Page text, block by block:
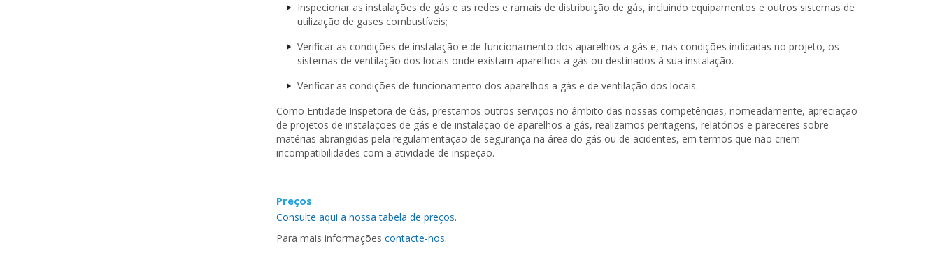
Inspecionar as instalações de gás e as redes e ramais de distribuição de gás, incluindo equipamentos e outros sistemas de
utilização de gases combustíveis;
Verificar as condições de instalação e de funcionamento dos aparelhos a gás e, nas condições indicadas no projeto, os
sistemas de ventilação dos locais onde existam aparelhos a gás ou destinados à sua instalação.
Verificar as condições de funcionamento dos aparelhos a gás e de ventilação dos locais.
Como Entidade Inspetora de Gás, prestamos outros serviços no âmbito das nossas competências, nomeadamente, apreciação
de projetos de instalações de gás e de instalação de aparelhos a gás, realizamos peritagens, relatórios e pareceres sobre
matérias abrangidas pela regulamentação de segurança na área do gás ou de acidentes, em termos que não criem
incompatibilidades com a atividade de inspeção.
Preços
Consulte aqui a nossa tabela de preços.
Para mais informações contacte-nos.